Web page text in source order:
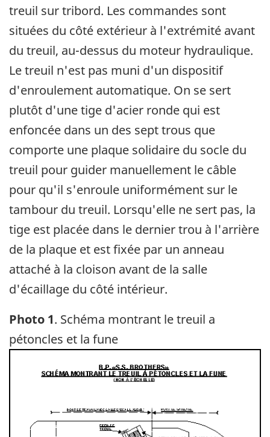
treuil sur tribord. Les commandes sont
situées du côté extérieur à l'extrémité avant
du treuil, au-dessus du moteur hydraulique.
Le treuil n'est pas muni d'un dispositif
d'enroulement automatique. On se sert
plutôt d'une tige d'acier ronde qui est
enfoncée dans un des sept trous que
comporte une plaque solidaire du socle du
treuil pour guider manuellement le câble
pour qu'il s'enroule uniformément sur le
tambour du treuil. Lorsqu'elle ne sert pas, la
tige est placée dans le dernier trou à l'arrière
de la plaque et est fixée par un anneau
attaché à la cloison avant de la salle
d'écaillage du côté intérieur.
Photo 1. Schéma montrant le treuil a
pétoncles et la fune